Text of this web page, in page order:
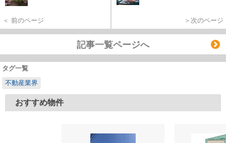
＜ 前のページ ＞次のページ
記事一覧ページへ
タグ一覧
不動産業界
おすすめ物件